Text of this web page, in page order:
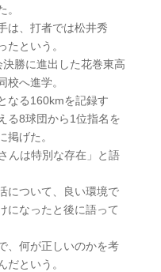
は、打者では松井秀
という。
勝に進出した花巻東高
へ進学。
なる160kmを記録す
る8球団から1位指名を
げた。
んは特別な存在」と語
について、良い環境で
になったと後に語って
、何が正しいのかを考
だという。